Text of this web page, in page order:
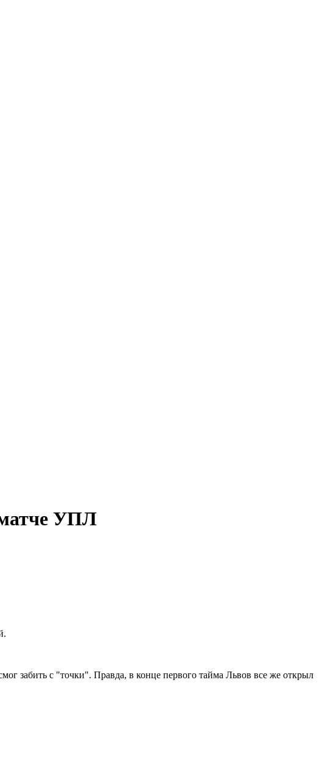
матче УПЛ
забить с "точки". Правда, в конце первого тайма Львов все же открыл